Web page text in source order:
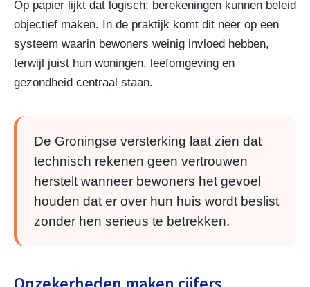
Op papier lijkt dat logisch: berekeningen kunnen beleid
objectief maken. In de praktijk komt dit neer op een
systeem waarin bewoners weinig invloed hebben,
terwijl juist hun woningen, leefomgeving en
gezondheid centraal staan.
De Groningse versterking laat zien dat
technisch rekenen geen vertrouwen
herstelt wanneer bewoners het gevoel
houden dat er over hun huis wordt beslist
zonder hen serieus te betrekken.